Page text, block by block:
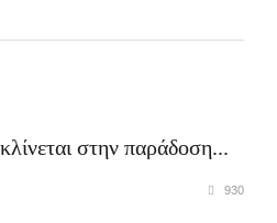
στην παράδοση...
930